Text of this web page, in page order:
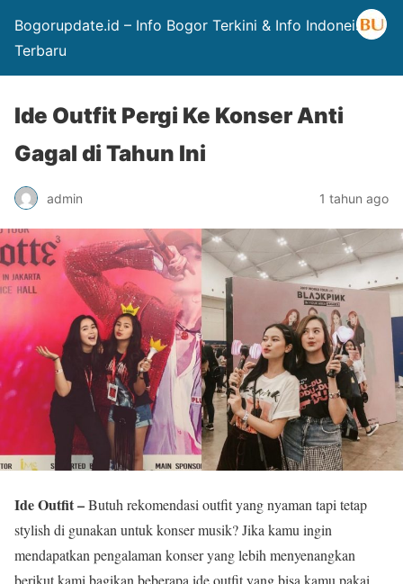
Bogorupdate.id – Info Bogor Terkini & Info Indoneisa
Terbaru
Ide Outfit Pergi Ke Konser Anti
Gagal di Tahun Ini
admin 1 tahun ago
Ide Outfit –Butuh rekomendasi outfit yang nyaman tapi tetap
stylish di gunakan untuk konser musik? Jika kamu ingin
mendapatkan pengalaman konser yang lebih menyenangkan
berikut kami bagikan beberapa ide outfit yang bisa kamu pakai